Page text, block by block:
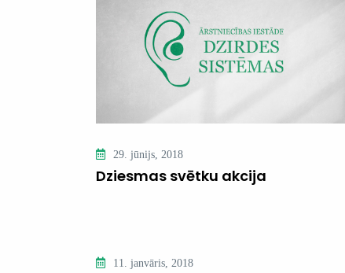
29. jūnijs, 2018
Dziesmas svētku akcija
11. janvāris, 2018